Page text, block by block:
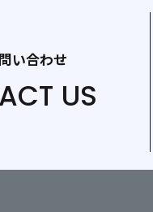
い合わせ
US